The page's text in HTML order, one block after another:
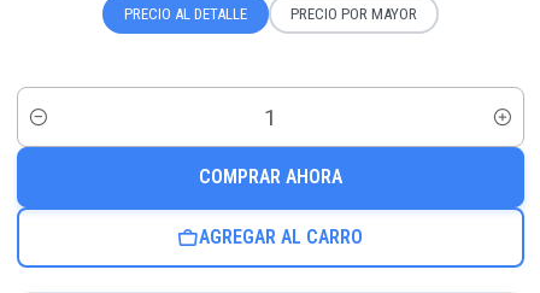
PRECIO AL DETALLE PRECIO POR MAYOR
Cantidad
AGREGAR AL CARRO
COMPRAR AHORA